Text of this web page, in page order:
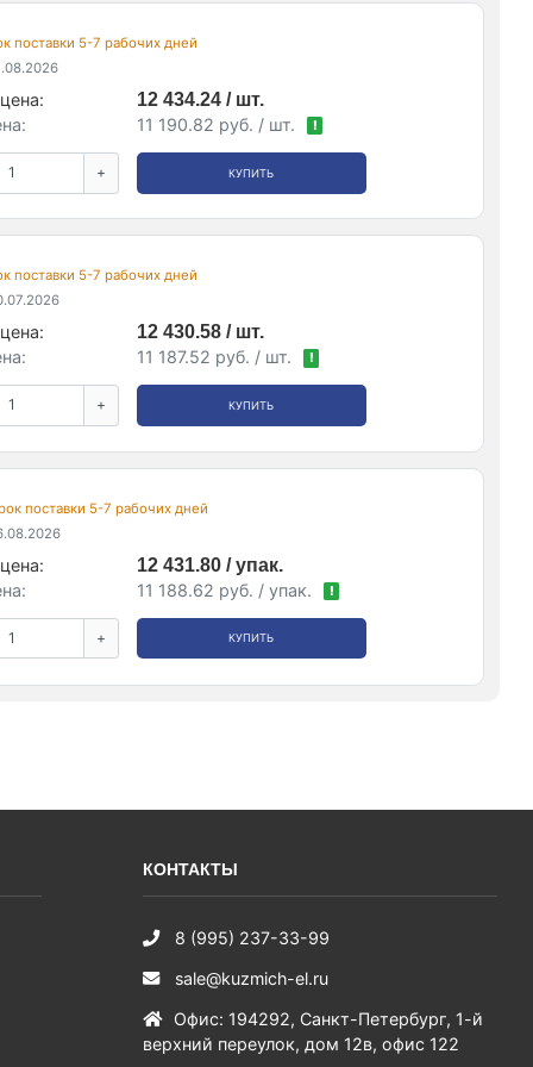
поставки 5-7 рабочих дней
12 434.24 / шт.
11 190.82 руб. / шт. !
+ КУПИТЬ
поставки 5-7 рабочих дней
12 430.58 / шт.
11 187.52 руб. / шт. !
+ КУПИТЬ
поставки 5-7 рабочих дней
12 431.80 / упак.
11 188.62 руб. / упак. !
+ КУПИТЬ
КОНТАКТЫ
8 (995) 237-33-99
sale@kuzmich-el.ru
Офис: 194292, Санкт-Петербург, 1-й
верхний переулок, дом 12в, офис 122